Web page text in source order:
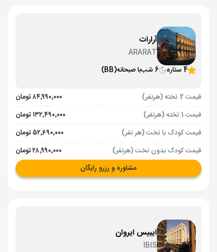
آرارات
ARARAT
4 ستاره
6 شب با صبحانه(BB)
قیمت 2 تخته (هرنفر)
۸۴٬۹۹۰٬۰۰۰ تومان
قیمت 1 تخته (هرنفر)
۱۳۲٬۴۹۰٬۰۰۰ تومان
قیمت کودک با تخت (هر نفر)
۵۲٬۶۹۰٬۰۰۰ تومان
قیمت کودک بدون تخت (هرنفر)
۲۸٬۹۹۰٬۰۰۰ تومان
مشاوره و رزرو رایگان
ایبیس ایروان
IBIS